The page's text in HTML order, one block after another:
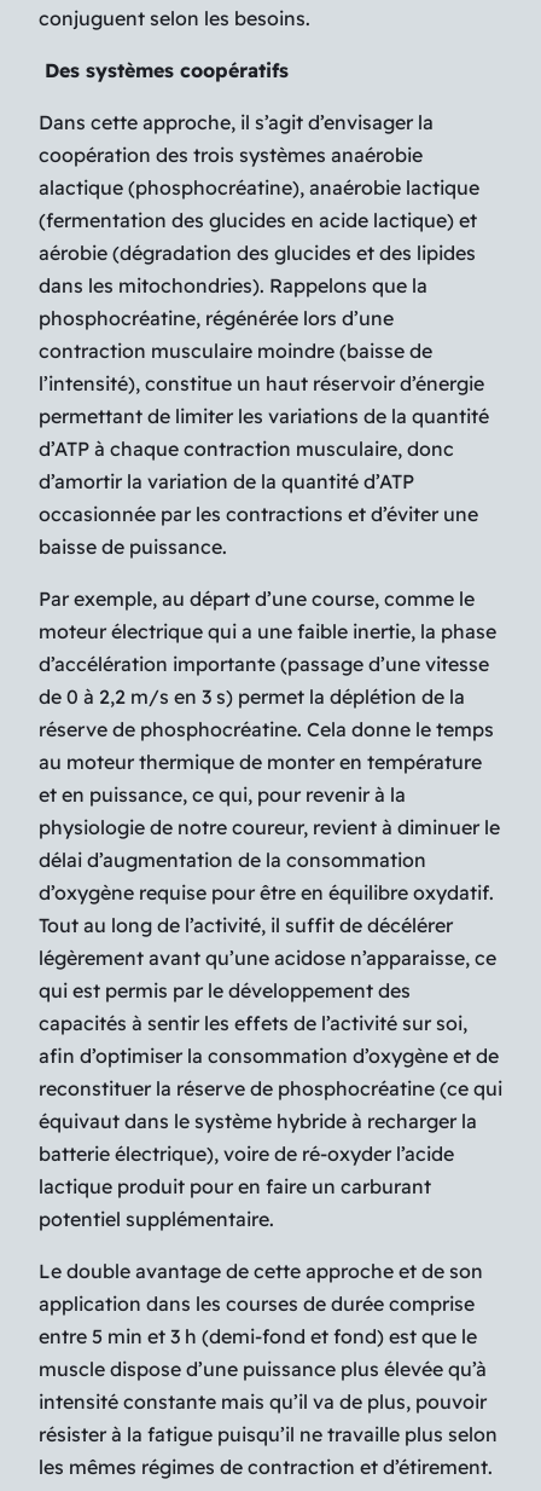
conjuguent selon les besoins.
Des systèmes coopératifs
Dans cette approche, il s’agit d’envisager la
coopération des trois systèmes anaérobie
alactique (phosphocréatine), anaérobie lactique
(fermentation des glucides en acide lactique) et
aérobie (dégradation des glucides et des lipides
dans les mitochondries). Rappelons que la
phosphocréatine, régénérée lors d’une
contraction musculaire moindre (baisse de
l’intensité), constitue un haut réservoir d’énergie
permettant de limiter les variations de la quantité
d’ATP à chaque contraction musculaire, donc
d’amortir la variation de la quantité d’ATP
occasionnée par les contractions et d’éviter une
baisse de puissance.
Par exemple, au départ d’une course, comme le
moteur électrique qui a une faible inertie, la phase
d’accélération importante (passage d’une vitesse
de 0 à 2,2 m/s en 3 s) permet la déplétion de la
réserve de phosphocréatine. Cela donne le temps
au moteur thermique de monter en température
et en puissance, ce qui, pour revenir à la
physiologie de notre coureur, revient à diminuer le
délai d’augmentation de la consommation
d’oxygène requise pour être en équilibre oxydatif.
Tout au long de l’activité, il suffit de décélérer
légèrement avant qu’une acidose n’apparaisse, ce
qui est permis par le développement des
capacités à sentir les effets de l’activité sur soi,
afin d’optimiser la consommation d’oxygène et de
reconstituer la réserve de phosphocréatine (ce qui
équivaut dans le système hybride à recharger la
batterie électrique), voire de ré-oxyder l’acide
lactique produit pour en faire un carburant
potentiel supplémentaire.
Le double avantage de cette approche et de son
application dans les courses de durée comprise
entre 5 min et 3 h (demi-fond et fond) est que le
muscle dispose d’une puissance plus élevée qu’à
intensité constante mais qu’il va de plus, pouvoir
résister à la fatigue puisqu’il ne travaille plus selon
les mêmes régimes de contraction et d’étirement.